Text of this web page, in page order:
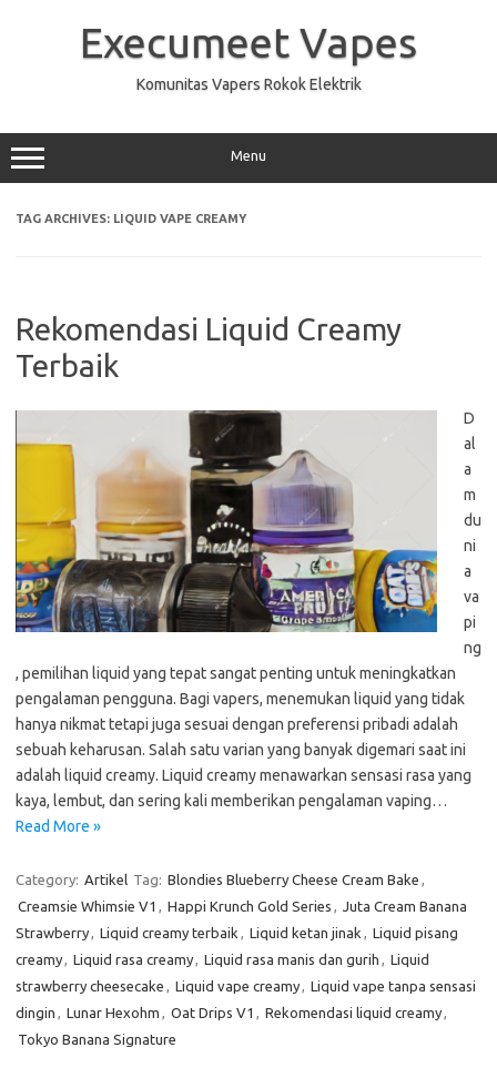
Execumeet Vapes
Komunitas Vapers Rokok Elektrik
Menu
TAG ARCHIVES: LIQUID VAPE CREAMY
Rekomendasi Liquid Creamy
Terbaik
D
al
a
m
du
ni
a
va
pi
ng
, pemilihan liquid yang tepat sangat penting untuk meningkatkan
pengalaman pengguna. Bagi vapers, menemukan liquid yang tidak
hanya nikmat tetapi juga sesuai dengan preferensi pribadi adalah
sebuah keharusan. Salah satu varian yang banyak digemari saat ini
adalah liquid creamy. Liquid creamy menawarkan sensasi rasa yang
kaya, lembut, dan sering kali memberikan pengalaman vaping…
Read More »
Category: Artikel Tag: Blondies Blueberry Cheese Cream Bake ,
Creamsie Whimsie V1 , Happi Krunch Gold Series , Juta Cream Banana
Strawberry, Liquid creamy terbaik , Liquid ketan jinak , Liquid pisang
creamy, Liquid rasa creamy, Liquid rasa manis dan gurih , Liquid
strawberry cheesecake , Liquid vape creamy, Liquid vape tanpa sensasi
dingin , Lunar Hexohm , Oat Drips V1 , Rekomendasi liquid creamy,
Tokyo Banana Signature